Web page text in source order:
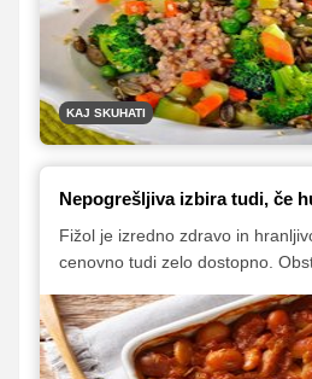
tudi za doma pripravljeno hrano.
študent v majhni študentski
skuha?
KAJ SKUHATI
Nepogrešljiva izbira tudi, če
Fižol je izredno zdravo in
cenovno tudi zelo dostopno.
antioksidantov ter prehranskih
vedeti, da je fižol nepopoln vir
tako slabo, kot se sliši. Le vedeti